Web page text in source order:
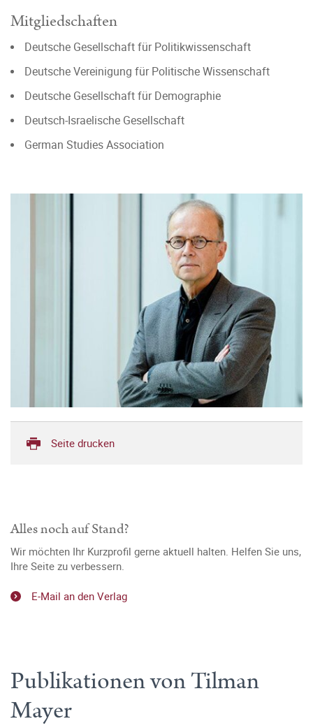
Mitgliedschaften
Deutsche Gesellschaft für Politikwissenschaft
Deutsche Vereinigung für Politische Wissenschaft
Deutsche Gesellschaft für Demographie
Deutsch-Israelische Gesellschaft
German Studies Association
Seite drucken
Alles noch auf Stand?
Wir möchten Ihr Kurzprofil gerne aktuell halten. Helfen Sie uns,
Ihre Seite zu verbessern.
E-Mail an den Verlag
Publikationen von Tilman
Mayer